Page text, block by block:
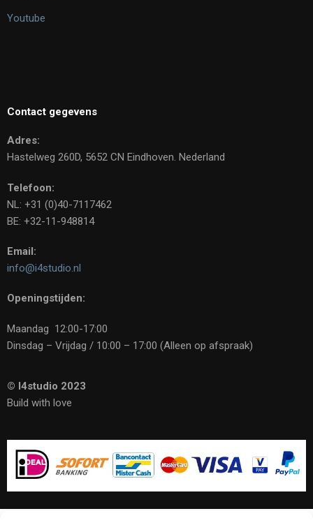
Youtube
Contact gegevens
Adres:
Hastelweg 260D, 5652 CN Eindhoven. Nederland
Telefoon:
NL: +31 (0)40-7117462
BE: +32-11-948814
Email:
info@i4studio.nl
Openingstijden:
Maandag 12:00-17:00
Dinsdag – Vrijdag / 10:00 – 17:00 (Alleen op afspraak)
© I4studio 2023
Build with love